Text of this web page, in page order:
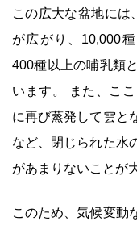
この広大な盆地には
が広がり、10,000
400種以上の哺乳類
います。 また、こ
に再び蒸発して雲と
など、閉じられた水
があまりないことが
このため、気候変動